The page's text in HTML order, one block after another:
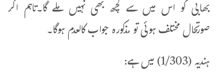
بھابی کو اس میں سے کچھ بھی نہیں ملے گا۔تاہم اگر
صورتحال مختلف ہوئی تو مذکورہ جواب کالعدم ہوگا۔
ہندیہ (1/303) میں ہے: